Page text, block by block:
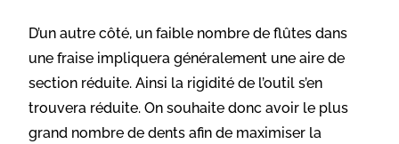
D’un autre côté, un faible nombre de flûtes dans
une fraise impliquera généralement une aire de
section réduite. Ainsi la rigidité de l’outil s’en
trouvera réduite. On souhaite donc avoir le plus
grand nombre de dents afin de maximiser la